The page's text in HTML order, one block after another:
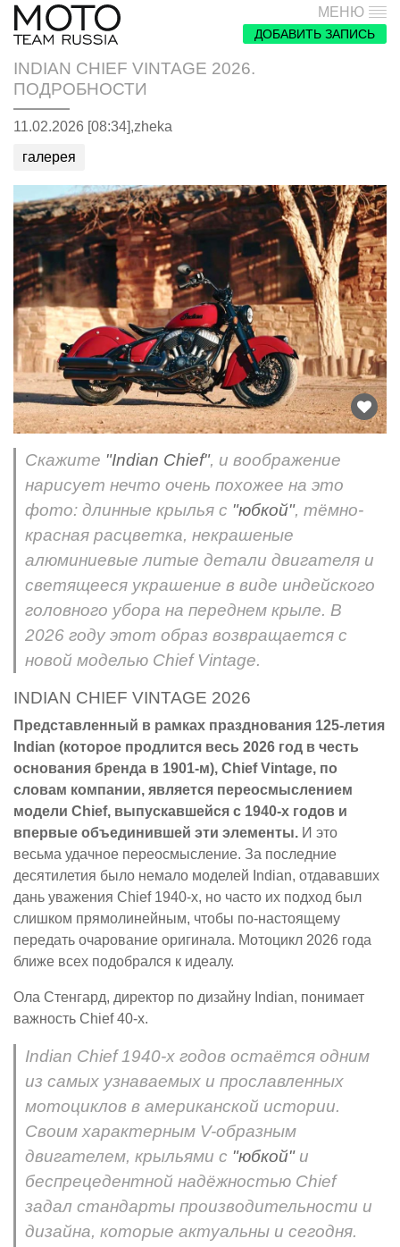
МЕНЮ
ДОБАВИТЬ ЗАПИСЬ
INDIAN CHIEF VINTAGE 2026.
ПОДРОБНОСТИ
11.02.2026 [08:34],zheka
галерея
Скажите "Indian Chief", и воображение
нарисует нечто очень похожее на это
фото: длинные крылья с "юбкой", тёмно-
красная расцветка, некрашеные
алюминиевые литые детали двигателя и
светящееся украшение в виде индейского
головного убора на переднем крыле. В
2026 году этот образ возвращается с
новой моделью Chief Vintage.
INDIAN CHIEF VINTAGE 2026
Представленный в рамках празднования 125-летия
Indian (которое продлится весь 2026 год в честь
основания бренда в 1901-м), Chief Vintage, по
словам компании, является переосмыслением
модели Chief, выпускавшейся с 1940-х годов и
впервые объединившей эти элементы. И это
весьма удачное переосмысление. За последние
десятилетия было немало моделей Indian, отдававших
дань уважения Chief 1940-х, но часто их подход был
слишком прямолинейным, чтобы по-настоящему
передать очарование оригинала. Мотоцикл 2026 года
ближе всех подобрался к идеалу.
Ола Стенгард, директор по дизайну Indian, понимает
важность Chief 40-х.
Indian Chief 1940-х годов остаётся одним
из самых узнаваемых и прославленных
мотоциклов в американской истории.
Своим характерным V-образным
двигателем, крыльями с "юбкой"и
беспрецедентной надёжностью Chief
задал стандарты производительности и
дизайна, которые актуальны и сегодня.